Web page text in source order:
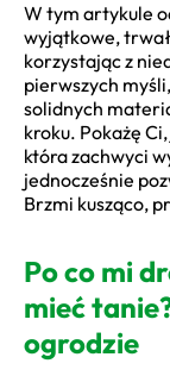
W tym artykule
wyjątkowe,
korzystając z
pierwszych
solidnych
kroku. Pokażę
która zachwyci
jednocześnie
Brzmi kusząco,
Po co mi
mieć
ogrodzie